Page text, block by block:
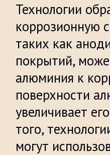
Технологии
коррозионную
таких как
покрытий,
алюминия к
поверхности
увеличивает
того,
могут